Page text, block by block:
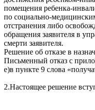
помещения ребенка-
по социально-
отстранения либо
обращения заявителя в
смерти заявителя.
Решение об отказе в
Письменный отказ с
е)в пункте 9 слова
2.Настоящее решение